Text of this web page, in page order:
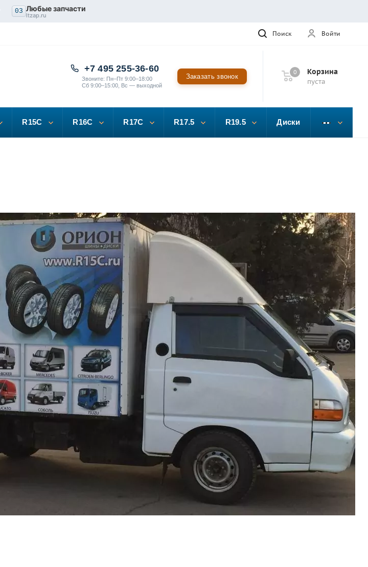
03 Любые запчасти
ltzap.ru
Войти
Поиск
Корзина
пуста
0
+7 495 255-36-60
Звоните: Пн–Пт 9:00–18:00
Сб 9:00–15:00, Вс — выходной
Заказать звонок
R15C R16C R17C R17.5 R19.5 Диски